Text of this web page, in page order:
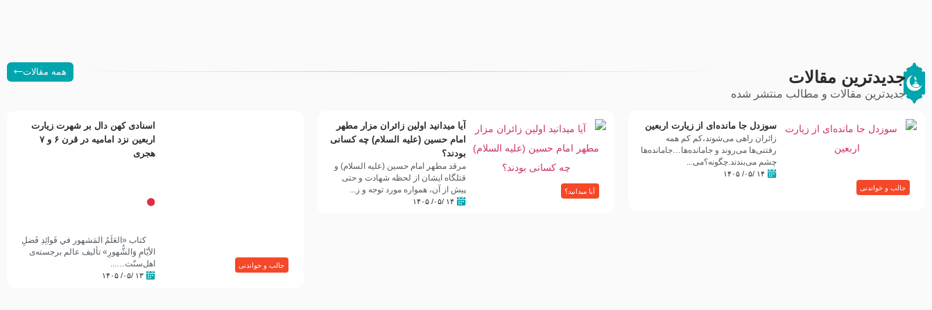
جدیدترین مقالات
جدیدترین مقالات و مطالب منتشر شده
همه مقالات
جالب و خواندنی
سوزدل جا مانده‌ای از زیارت اربعین
زائران راهی می‌شوند،کم‌ کم همه
رفتنی‌ها می‌روند و جامانده‌ها…جامانده‌ها
چشم می‌بندند.چگونه؟می‌...
۱۴ /۰۵/ ۱۴۰۵
آیا میدانید؟
آیا میدانید اولین زائران مزار مطهر
امام حسین (علیه السلام) چه کسانی
بودند؟
مرقد مطهر امام حسین (علیه السلام) و
قتلگاه ایشان از لحظه شهادت و حتی
پیش از آن، همواره مورد توجه و ز...
۱۴ /۰۵/ ۱۴۰۵
جالب و خواندنی
اسنادی کهن دال بر شهرت زیارت
اربعین نزد امامیه در قرن ۶ و ۷
هجری
کتاب «العَلَمُ المَشهور في فَوائِدِ فَضلِ
الأيّامِ وَالشُّهورِ» تألیف عالم برجسته‌ی
اهل‌سنّت…...
۱۳ /۰۵/ ۱۴۰۵